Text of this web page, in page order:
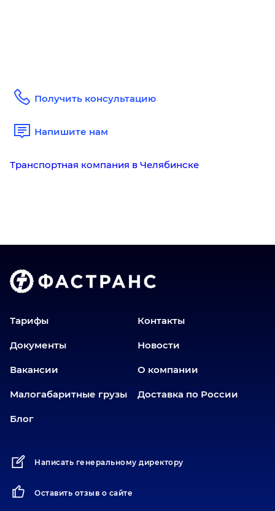
Получить консультацию
Напишите нам
Транспортная компания в Челябинске
Тарифы Контакты
Документы Новости
Вакансии О компании
Малогабаритные грузы Доставка по России
Блог
Написать генеральному директору
Оставить отзыв о сайте